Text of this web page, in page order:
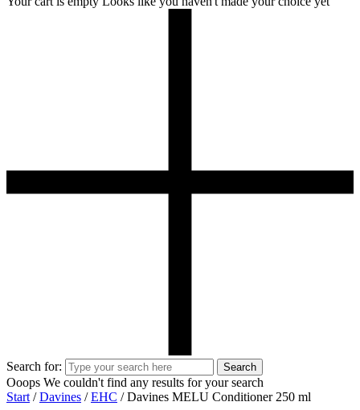
Search for: Search
Ooops We couldn't find any results for your search
Start /Davines /EHC / Davines MELU Conditioner 250 ml